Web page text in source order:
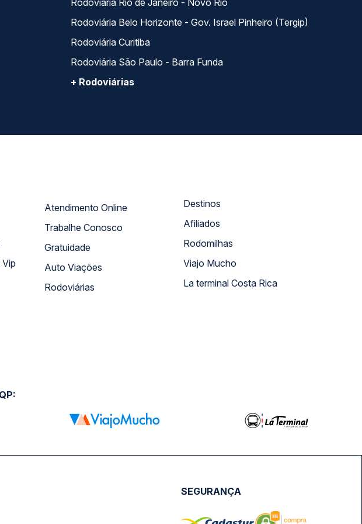
Rodoviária Rio de Janeiro - Novo Rio
Rodoviária Belo Horizonte - Gov. Israel Pinheiro (Tergip)
Rodoviária Curitiba
Rodoviária São Paulo - Barra Funda
+ Rodoviárias
Vip
Atendimento Online
Trabalhe Conosco
Gratuidade
Auto Viações
Rodoviárias
Destinos
Afiliados
Rodomilhas
Viajo Mucho
La terminal Costa Rica
SEGURANÇA